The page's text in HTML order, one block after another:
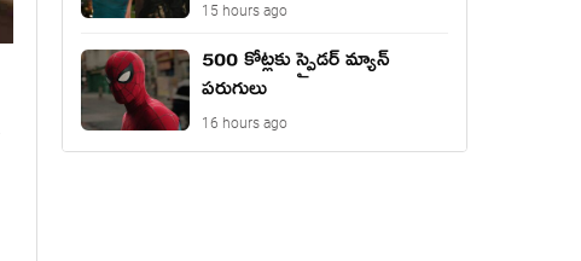
15 hours ago
500 కోట్లకు స్పైడర్ మ్యాన్
పరుగులు
16 hours ago